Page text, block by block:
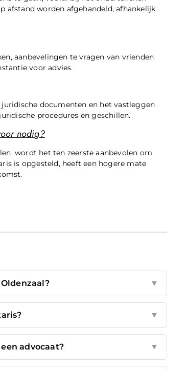
afstand worden afgehandeld, afhankelijk
aanbevelingen te vragen van vrienden
voor advies.
documenten en het vastleggen
procedures en geschillen.
nodig?
wordt het ten zeerste aanbevolen om
is opgesteld, heeft een hogere mate
▼
▼
advocaat? ▼